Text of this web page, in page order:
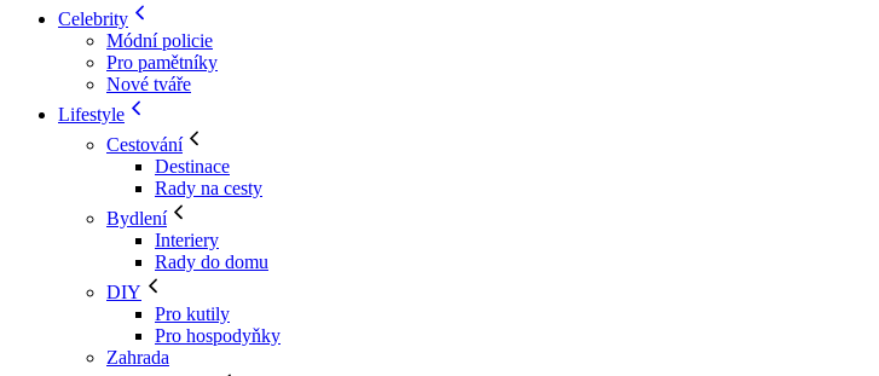
Celebrity
Módní policie
Pro pamětníky
Nové tváře
Lifestyle
Cestování
Destinace
Rady na cesty
Bydlení
Interiery
Rady do domu
DIY
Pro kutily
Pro hospodyňky
Zahrada